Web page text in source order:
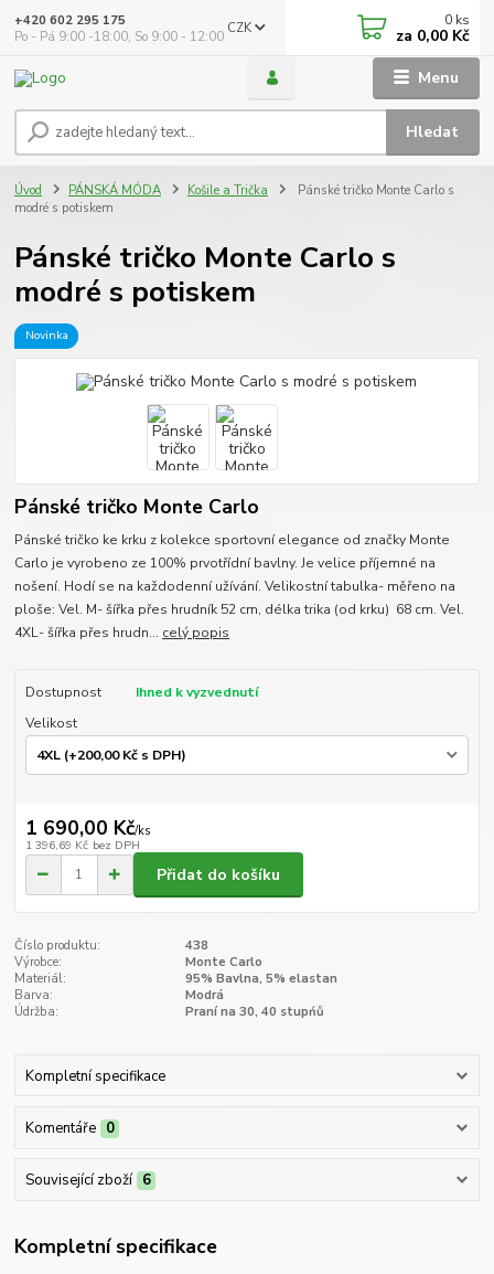
Menu
CZK
Hledat
+420 602 295 175
Po - Pá 9:00 -18:00, So 9:00 - 12:00
0 ks
za 0,00 Kč
Úvod PÁNSKÁ MÓDA Košile a Trička
Pánské tričko Monte Carlo s
modré s potiskem
Pánské tričko Monte Carlo s
modré s potiskem
Novinka
Pánské tričko Monte Carlo
Pánské tričko ke krku z kolekce sportovní elegance od značky Monte
Carlo je vyrobeno ze 100% prvotřídní bavlny. Je velice příjemné na
nošení. Hodí se na každodenní užívání. Velikostní tabulka- měřeno na
ploše: Vel. M- šířka přes hrudník 52 cm, délka trika (od krku) 68 cm. Vel.
4XL- šířka přes hrudn... celý popis
Dostupnost
Ihned k vyzvednutí
Velikost
1 690,00 Kč/ks
1 396,69 Kč bez DPH
Přidat do košíku
Číslo produktu:
438
Výrobce:
Monte Carlo
Materiál:
95% Bavlna, 5% elastan
Barva:
Modrá
Údržba:
Praní na 30, 40 stupńů
Kompletní specifikace
Komentáře 0
Související zboží 6
Kompletní specifikace